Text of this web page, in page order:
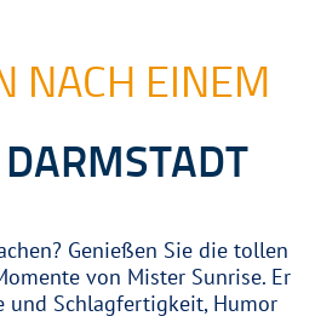
NACH EINEM
Genießen Sie die tollen
von Mister Sunrise. Er
Schlagfertigkeit, Humor